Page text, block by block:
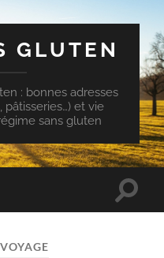
GLUTEN
: bonnes adresses
pâtisseries…) et vie
sans gluten
Toggle
VOYAGE